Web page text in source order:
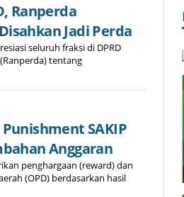
Ranperda
Jadi Perda
seluruh fraksi di DPRD
tentang
SAKIP
Anggaran
penghargaan (reward) dan
(OPD) berdasarkan hasil